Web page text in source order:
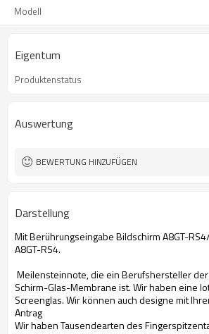
Modell
Eigentum
Produktenstatus
Auswertung
BEWERTUNG HINZUFÜGEN
Darstellung
Mit Berührungseingabe Bildschirm A8GT-
A8GT-RS4.
Meilensteinnote, die ein Berufshersteller
Schirm-Glas-Membrane ist. Wir haben eine
Screenglas. Wir können auch designe mit
Antrag
Wir haben Tausendearten des